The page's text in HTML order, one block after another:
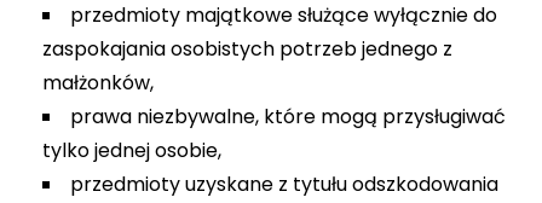
przedmioty majątkowe służące wyłącznie do
zaspokajania osobistych potrzeb jednego z
małżonków,
prawa niezbywalne, które mogą przysługiwać
tylko jednej osobie,
przedmioty uzyskane z tytułu odszkodowania